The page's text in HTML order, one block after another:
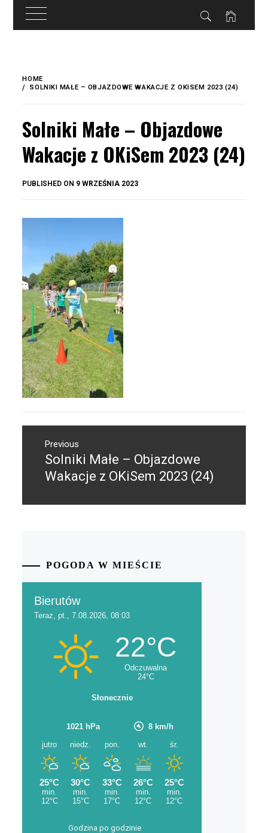
treści
content
HOME
SOLNIKI MAŁE – OBJAZDOWE WAKACJE Z OKISEM 2023 (24)
Solniki Małe – Objazdowe
Wakacje z OKiSem 2023 (24)
PUBLISHED ON 9 WRZEŚNIA 2023
wpisuPrevious
Previous
post:
Solniki Małe – Objazdowe
Wakacje z OKiSem 2023 (24)
POGODA W MIEŚCIE
Godzina po godzinie